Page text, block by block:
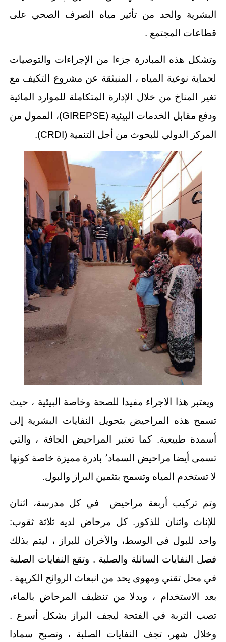
البشرية والحد من تأثير مياه الصرف الصحي على
قطاعات المجتمع .
وتشكل هذه المبادرة جزءا من الإجراءات والتوصيات
لحماية نوعية المياه ، المنبثقة عن مشروع التكيف مع
تغير المناخ من خلال الإدارة المتكاملة للموارد المائية
ودفع مقابل الخدمات البيئية (GIREPSE)، الممول من
المركز الدولي للبحوث من أجل التنمية (CRDI).
ويعتبر هذا الاجراء مفيدا للصحة وخاصة البيئية ، حيث
تسمح هذه المراحيض بتحويل النفايات البشرية إلى
أسمدة طبيعية. كما تعتبر المراحيض الجافة ، والتي
تسمى أيضا مراحيض السماد٬ بادرة مميزة خاصة كونها
لا تستخدم المياه وتسمح بتثمين البراز والبول.
وتم تركيب أربعة مراحيض في كل مدرسة، اثنان
للإناث واثنان للذكور. كل مرحاض لديه ثلاثة ثقوب:
واحد للبول في الوسط، والآخران للبراز ، ليتم بذلك
فصل النفايات السائلة والصلبة . وتقع النفايات الصلبة
في محل تقني ومهوى يحد من انبعاث الروائح الكريهة .
بعد الاستخدام ، وبدلا من تنظيف المرحاض بالماء،
تصب التربة في الفتحة ليجف البراز بشكل أسرع .
وخلال شهر، تجف النفايات الصلبة ، وتصبح سمادا